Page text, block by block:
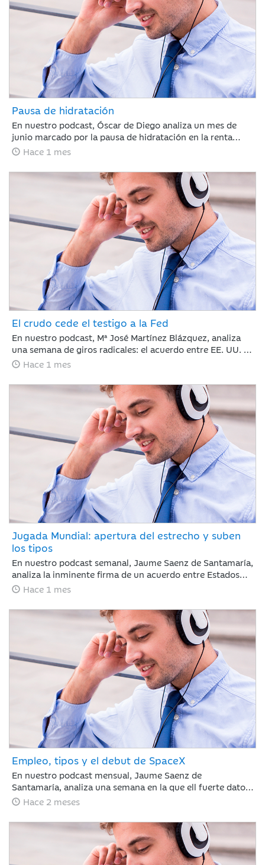
Pausa de hidratación
En nuestro podcast, Óscar de Diego analiza un mes de
junio marcado por la pausa de hidratación en la renta
variable y los avances en renta fija, clave para que Ibercaja
productos en positivo. De cara al verano, el mercado
recalibrará el escenario atento a la macroeconomía y a la
próxima temporada de resultados.
Hace 1 mes
El crudo cede el testigo a la Fed
En nuestro podcast, Mª José Martínez Blázquez, analiza
una semana de giros radicales: el acuerdo entre EE. UU. e
Irán reabre el Estrecho de Ormuz y hunde el petróleo por
debuta en la Fed rompiendo el guion con un mensaje duro
y menos explicaciones que promete traer volatilidad.
¿Cómo reaccionan los mercados? Con subidas en Europa
y la Inteligencia Artificial imparable.
Hace 1 mes
Jugada Mundial: apertura del estrecho y suben
los tipos
En nuestro podcast semanal, Jaume Saenz de Santamaría,
analiza la inminente firma de un acuerdo entre Estados
Unidos e Irán. El acuerdo reduce el riesgo geopolítico y
de Ormúz como principal catalizador, una caída del brent
hasta 82 dólares y un comportamiento positivo de la
renta variable, especialmente en Nasdaq. En este
contexto, la atención del inversor se desplaza desde
Oriente Medio hacia la política monetaria, con el BCE
ejecutando una subida de 25 puntos básicos y el foco
puesto ahora en el calendario de próximos movimientos
tanto en Europa como en Estados Unidos.
Hace 1 mes
Empleo, tipos y el debut de SpaceX
En nuestro podcast mensual, Jaume Saenz de
Santamaría, analiza una semana en la que ell fuerte dato
de empleo en EE. UU. ha frenado el optimismo del Nasdaq
por la inflación, justo antes del debut de SpaceX. Esta
volatilidad contrasta con la estabilidad del crudo y la
rotación hacia el consumo básico, mientras los inversores
asumen un escenario de endurecimiento monetario.
Hace 2 meses